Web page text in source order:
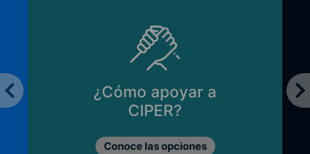
¿Cómo apoyar a
CIPER?
Conoce las opciones